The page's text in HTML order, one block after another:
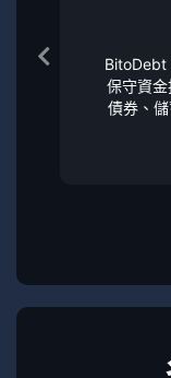
BitoDebt
保守資金
債券、